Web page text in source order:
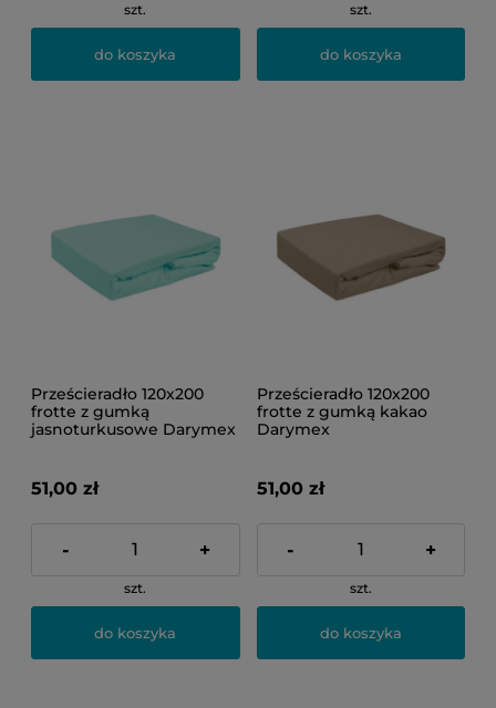
szt.
do koszyka
szt.
do koszyka
Prześcieradło 120x200
frotte z gumką
jasnoturkusowe Darymex
51,00 zł
- +
szt.
do koszyka
Prześcieradło 120x200
frotte z gumką kakao
Darymex
51,00 zł
- +
szt.
do koszyka